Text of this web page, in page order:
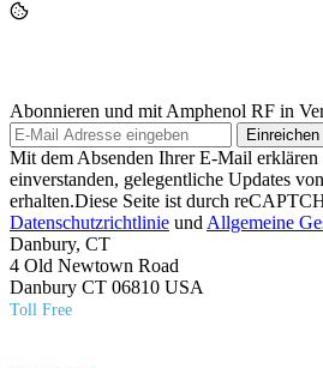
Abonnieren und mit Amphenol RF in
Einreichen
Mit dem Absenden Ihrer E-Mail erklären
einverstanden, gelegentliche Updates
erhalten.Diese Seite ist durch
Datenschutzrichtlinie und Allgemeine
Danbury, CT
4 Old Newtown Road
Danbury CT 06810 USA
Toll Free